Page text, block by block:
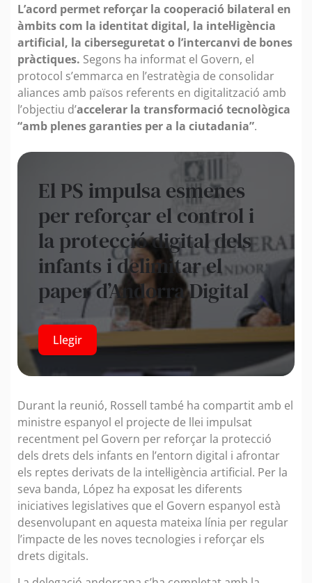
L’acord permet reforçar la cooperació bilateral en
àmbits com la identitat digital, la intel·ligència
artificial, la ciberseguretat o l’intercanvi de bones
pràctiques. Segons ha informat el Govern, el
protocol s’emmarca en l’estratègia de consolidar
aliances amb països referents en digitalització amb
l’objectiu d’accelerar la transformació tecnològica
“amb plenes garanties per a la ciutadania”.
El PS impulsa esmenes
per reforçar el control i
la protecció digital dels
infants i delimitar el
paper d’Andorra Digital
Llegir
Durant la reunió, Rossell també ha compartit amb el
ministre espanyol el projecte de llei impulsat
recentment pel Govern per reforçar la protecció
dels drets dels infants en l’entorn digital i afrontar
els reptes derivats de la intel·ligència artificial. Per la
seva banda, López ha exposat les diferents
iniciatives legislatives que el Govern espanyol està
desenvolupant en aquesta mateixa línia per regular
l’impacte de les noves tecnologies i reforçar els
drets digitals.